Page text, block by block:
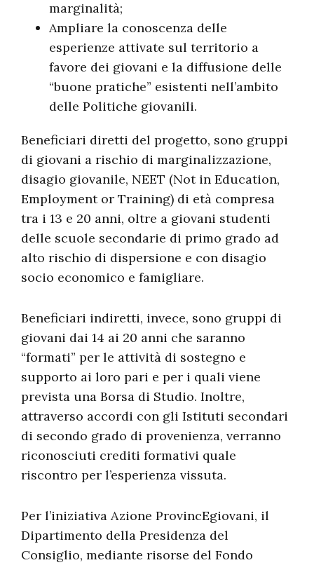
marginalità;
Ampliare la conoscenza delle
esperienze attivate sul territorio a
favore dei giovani e la diffusione delle
“buone pratiche” esistenti nell’ambito
delle Politiche giovanili.
Beneficiari diretti del progetto, sono gruppi
di giovani a rischio di marginalizzazione,
disagio giovanile, NEET (Not in Education,
Employment or Training) di età compresa
tra i 13 e 20 anni, oltre a giovani studenti
delle scuole secondarie di primo grado ad
alto rischio di dispersione e con disagio
socio economico e famigliare.
Beneficiari indiretti, invece, sono gruppi di
giovani dai 14 ai 20 anni che saranno
“formati” per le attività di sostegno e
supporto ai loro pari e per i quali viene
prevista una Borsa di Studio. Inoltre,
attraverso accordi con gli Istituti secondari
di secondo grado di provenienza, verranno
riconosciuti crediti formativi quale
riscontro per l’esperienza vissuta.
Per l’iniziativa Azione ProvincEgiovani, il
Dipartimento della Presidenza del
Consiglio, mediante risorse del Fondo